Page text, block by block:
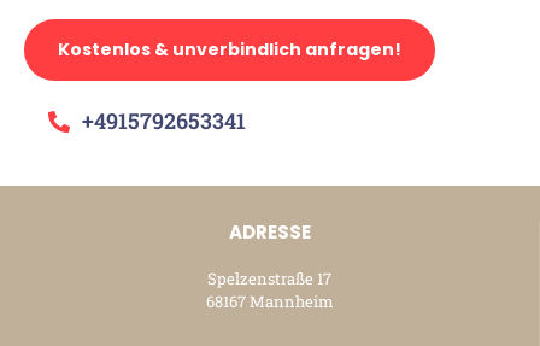
Kostenlos & unverbindlich anfragen!
+4915792653341
ADRESSE
Spelzenstraße 17
68167 Mannheim